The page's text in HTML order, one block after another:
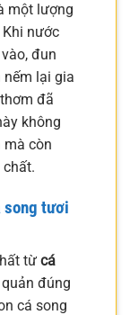
một lượng
nước
đun
nếm lại gia
đã
không
mà còn
song tươi
từ cá
đúng
cá song